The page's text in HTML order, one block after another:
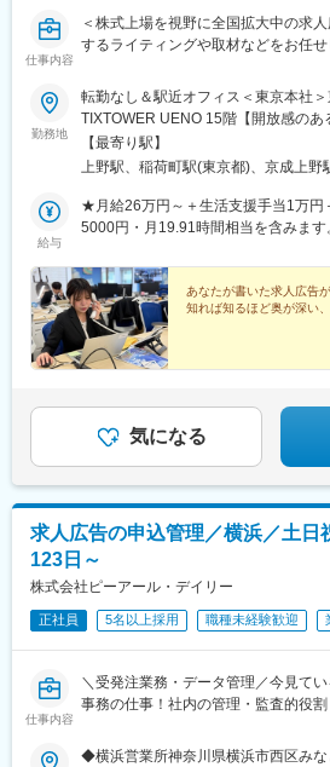
仕事内容
＜株式上場を視野に全国拡大中の求
するライティングや取材などをお任せ
勤務地
転勤なし＆駅近オフィス＜東京本社
TIXTOWER UENO 15階【開放感のあ
オフィス】“空”をイメージしたウォ
感のあるオフィスです。Web取材に
す。＜アクセス＞■JR「上野駅」入
銀座線・日比谷線「上野駅」1番出口
【最寄り駅】
上野駅、稲荷町駅(東京都)、京成上野
給与
★月給26万円～＋生活支援手当1万円
5000円・月19.91時間相当を含みます
ター職 経験2年
あなたが書いた求人広告
知れば知るほど奥が深い
気になる
求人広告の申込管理／横浜／土日
123日～
株式会社ピーアール・デイリー
正社員 5名以上採用 職種未経験歓迎
仕事内容
＼受発注業務・データ管理／今見て
事務の仕事！社内の管理・監査的役割
◆横浜営業所神奈川県横浜市西区み